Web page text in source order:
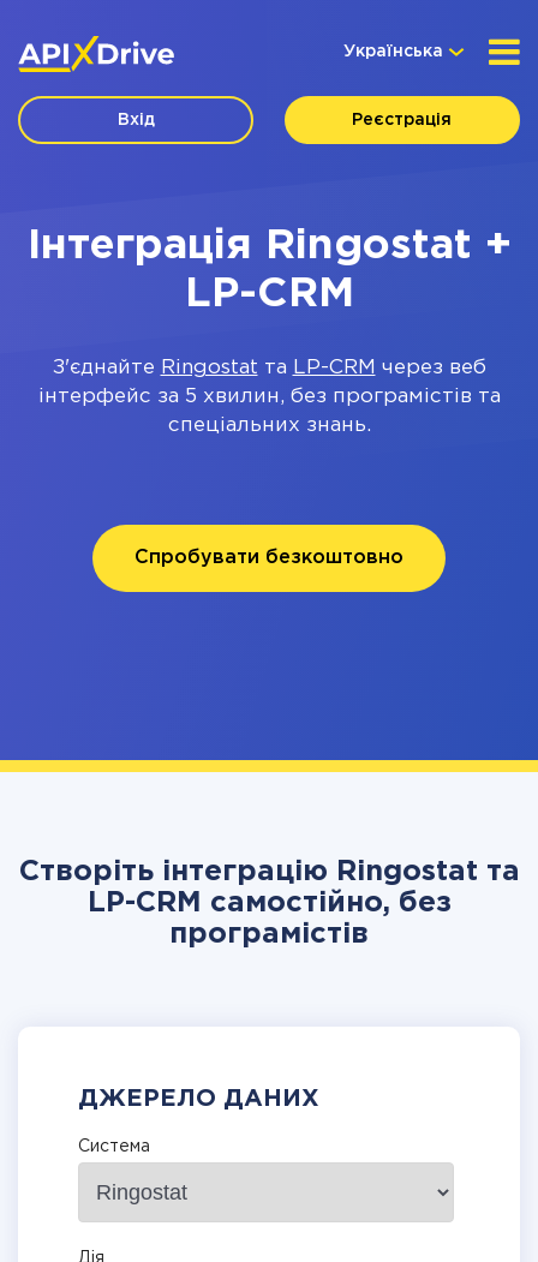
Українська
Вхід Реєстрація
Інтеграція Ringostat +
LP-CRM
З'єднайте Ringostat та LP-CRM через веб
інтерфейс за 5 хвилин, без програмістів та
спеціальних знань.
Спробувати безкоштовно
Створіть інтеграцію Ringostat та
LP-CRM самостійно, без
програмістів
ДЖЕРЕЛО ДАНИХ
Система
Дія